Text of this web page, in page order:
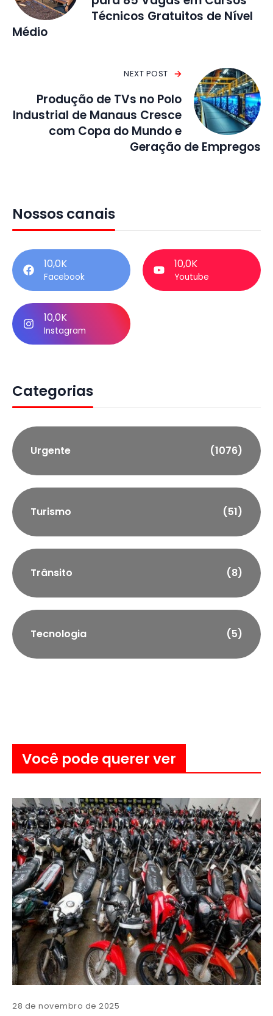
Técnicos Gratuitos de Nível
Médio
NEXT POST
Produção de TVs no Polo
Industrial de Manaus Cresce
com Copa do Mundo e
Geração de Empregos
Nossos canais
10,0K
Facebook
10,0K
Youtube
10,0K
Instagram
Categorias
Urgente (1076)
Turismo (51)
Trânsito (8)
Tecnologia (5)
Você pode querer ver
28 de novembro de 2025